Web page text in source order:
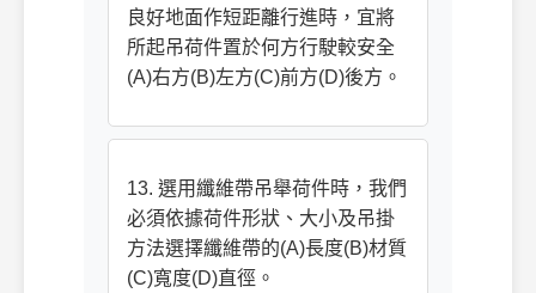
良好地面作短距離行進時，宜將
所起吊荷件置於何方行駛較安全
(A)右方(B)左方(C)前方(D)後方。
13. 選用纖維帶吊舉荷件時，我們
必須依據荷件形狀、大小及吊掛
方法選擇纖維帶的(A)長度(B)材質
(C)寬度(D)直徑。